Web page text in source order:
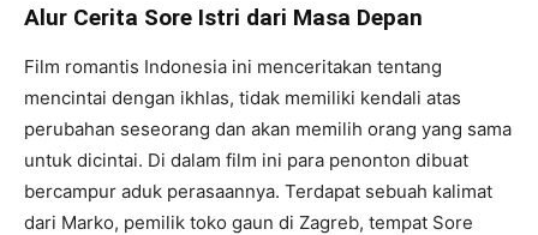
Alur Cerita Sore Istri dari Masa Depan
Film romantis Indonesia ini menceritakan tentang
mencintai dengan ikhlas, tidak memiliki kendali atas
perubahan seseorang dan akan memilih orang yang sama
untuk dicintai. Di dalam film ini para penonton dibuat
bercampur aduk perasaannya. Terdapat sebuah kalimat
dari Marko, pemilik toko gaun di Zagreb, tempat Sore